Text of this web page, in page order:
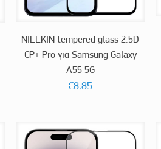
NILLKIN tempered glass 2.5D
CP+ Pro για Samsung Galaxy
A55 5G
€8.85